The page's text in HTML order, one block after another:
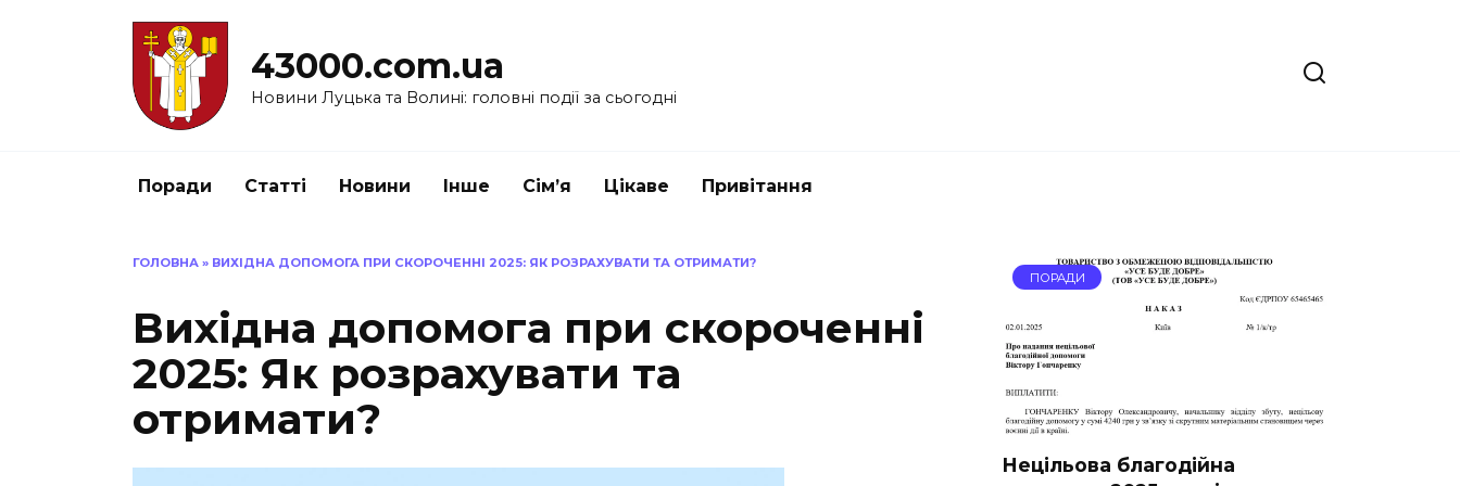
43000.com.ua
Новини Луцька та Волині: головні події за сьогодні
Поради Статті Новини Інше Сім’я Цікаве Привітання
ГОЛОВНА » ВИХІДНА ДОПОМОГА ПРИ СКОРОЧЕННІ 2025: ЯК РОЗРАХУВАТИ ТА ОТРИМАТИ?
Вихідна допомога при скороченні
2025: Як розрахувати та
отримати?
ПОРАДИ
Нецільова благодійна